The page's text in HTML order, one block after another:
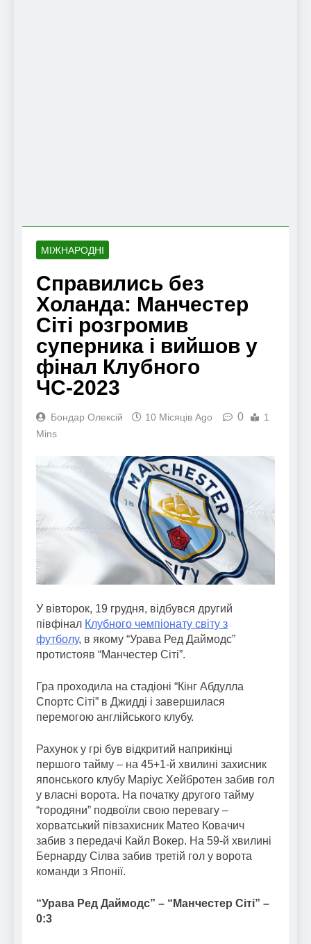
МІЖНАРОДНІ
Справились без
Холанда: Манчестер
Сіті розгромив
суперника і вийшов у
фінал Клубного
ЧС-2023
Бондар Олексій 10 Місяців Ago 0
1
Mins
У вівторок, 19 грудня, відбувся другий
півфінал Клубного чемпіонату світу з
футболу, в якому “Урава Ред Даймодс”
протистояв “Манчестер Сіті”.
Гра проходила на стадіоні “Кінг Абдулла
Спортс Сіті” в Джидді і завершилася
перемогою англійського клубу.
Рахунок у грі був відкритий наприкінці
першого тайму – на 45+1-й хвилині захисник
японського клубу Маріус Хейбротен забив гол
у власні ворота. На початку другого тайму
“городяни” подвоїли свою перевагу –
хорватський півзахисник Матео Ковачич
забив з передачі Кайл Вокер. На 59-й хвилині
Бернарду Сілва забив третій гол у ворота
команди з Японії.
“Урава Ред Даймодс” – “Манчестер Сіті” –
0:3